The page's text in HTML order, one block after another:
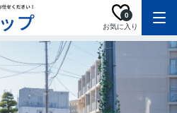
お気に入り
0